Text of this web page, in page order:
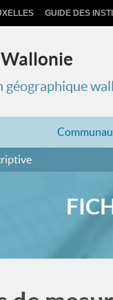
GUIDE DES
géographique